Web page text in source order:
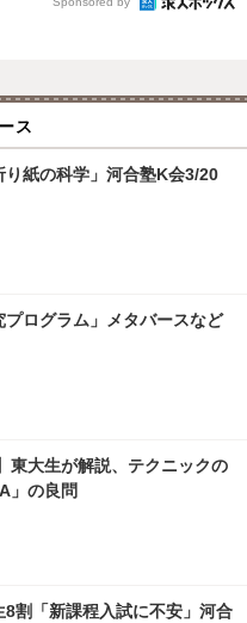
ス
り紙の科学」河合塾K会3/20
ログラム」メタバースなど
東大生が解説、テクニックの
」の良問
8割「新課程入試に不安」河合